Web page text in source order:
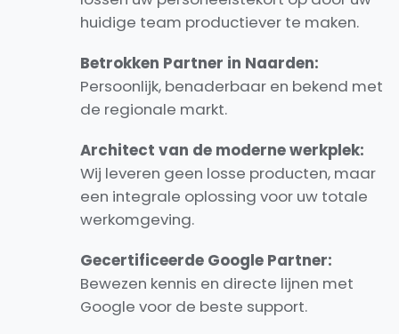
huidige team productiever te maken.
Betrokken Partner in Naarden:
Persoonlijk, benaderbaar en bekend met
de regionale markt.
Architect van de moderne werkplek:
Wij leveren geen losse producten, maar
een integrale oplossing voor uw totale
werkomgeving.
Gecertificeerde Google Partner:
Bewezen kennis en directe lijnen met
Google voor de beste support.